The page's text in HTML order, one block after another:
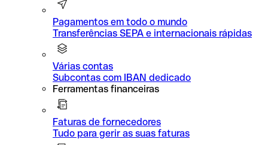
Pagamentos em todo o mundo
Transferências SEPA e internacionais rápidas
Várias contas
Subcontas com IBAN dedicado
Ferramentas financeiras
Faturas de fornecedores
Tudo para gerir as suas faturas